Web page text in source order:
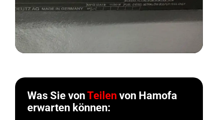
Was Sie vonTeilen von Hamofa
erwarten können: